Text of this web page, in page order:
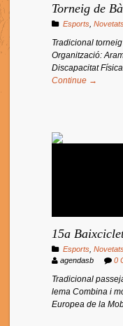
Torneig de
Esports
Tradicional
Organització:
Discapacitat
Continue →
15a
Esports
agendasb
0
Tradicional
lema Combina i
Europea de la